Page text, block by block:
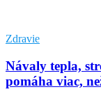
Zdravie
Návaly tepla,
pomáha viac,